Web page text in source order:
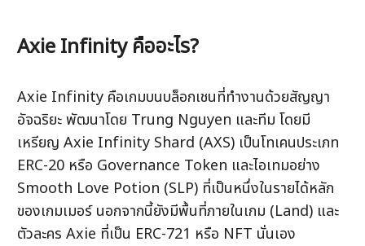
Axie Infinity คืออะไร?
Axie Infinity คือเกมบนบล็อกเชนที่ทำงานด้วยสัญญา
อัจฉริยะ พัฒนาโดย Trung Nguyen และทีม โดยมี
เหรียญ Axie Infinity Shard (AXS) เป็นโทเคนประเภท
ERC-20 หรือ Governance Token และไอเทมอย่าง
Smooth Love Potion (SLP) ที่เป็นหนึ่งในรายได้หลัก
ของเกมเมอร์ นอกจากนี้ยังมีพื้นที่ภายในเกม (Land) และ
ตัวละคร Axie ที่เป็น ERC-721 หรือ NFT นั่นเอง